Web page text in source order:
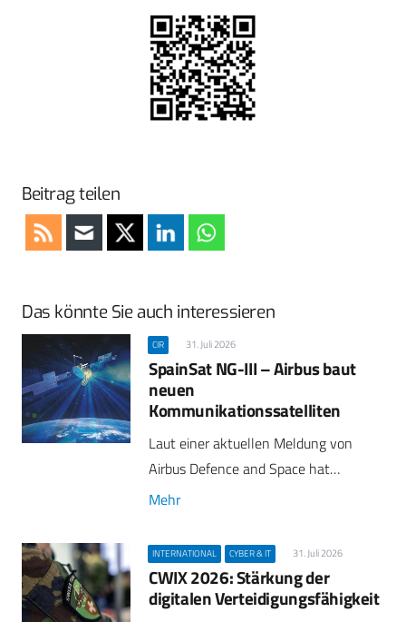
Beitrag teilen
Das könnte Sie auch interessieren
CIR 31. Juli 2026
SpainSat NG-III – Airbus baut
neuen
Kommunikationssatelliten
Laut einer aktuellen Meldung von
Airbus Defence and Space hat…
Mehr
INTERNATIONAL CYBER & IT 31. Juli 2026
CWIX 2026: Stärkung der
digitalen Verteidigungsfähigkeit